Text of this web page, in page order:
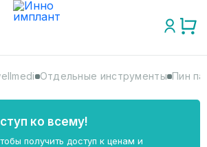
Отдельные инструменты Пин
ко всему!
получить доступ к ценам и